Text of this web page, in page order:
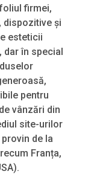
firmei,
dispozitive și
esteticii
dar în special
pentru
vânzări din
site-urilor
de la
Franța,